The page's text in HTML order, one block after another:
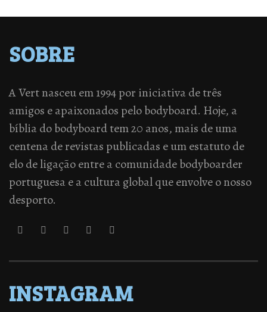
SOBRE
A Vert nasceu em 1994 por iniciativa de três
amigos e apaixonados pelo bodyboard. Hoje, a
bíblia do bodyboard tem 20 anos, mais de uma
centena de revistas publicadas e um estatuto de
elo de ligação entre a comunidade bodyboarder
portuguesa e a cultura global que envolve o nosso
desporto.
INSTAGRAM